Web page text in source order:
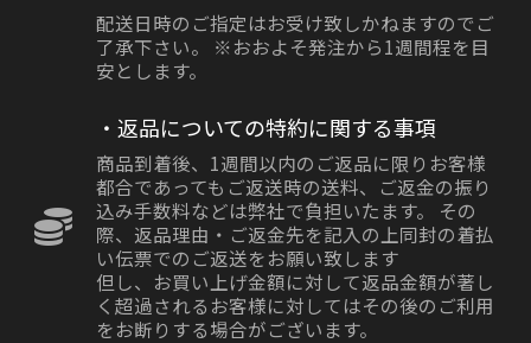
配送日時のご指定はお受け致しかねますのでご
了承下さい。 ※おおよそ発注から1週間程を目
安とします。
・返品についての特約に関する事項
商品到着後、1週間以内のご返品に限りお客様
都合であってもご返送時の送料、ご返金の振り
込み手数料などは弊社で負担いたます。 その
際、返品理由・ご返金先を記入の上同封の着払
い伝票でのご返送をお願い致します
但し、お買い上げ金額に対して返品金額が著し
く超過されるお客様に対してはその後のご利用
をお断りする場合がございます。